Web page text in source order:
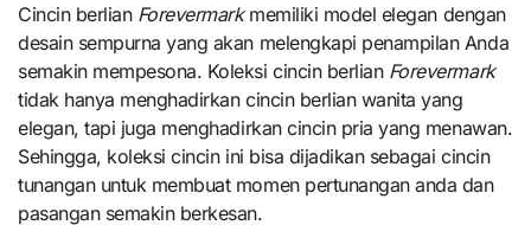
Cincin berlian Forevermarkmemiliki model elegan dengan
desain sempurna yang akan melengkapi penampilan Anda
semakin mempesona. Koleksi cincin berlian Forevermark
tidak hanya menghadirkan cincin berlian wanita yang
elegan, tapi juga menghadirkan cincin pria yang menawan.
Sehingga, koleksi cincin ini bisa dijadikan sebagai cincin
tunangan untuk membuat momen pertunangan anda dan
pasangan semakin berkesan.